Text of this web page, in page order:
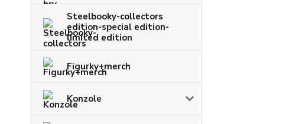
Steelbooky-collectors
edition-special edition-
limited edition
Figurky+merch
Konzole